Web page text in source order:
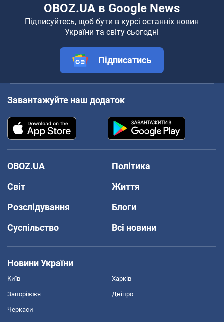
OBOZ.UA в Google News
Підписуйтесь, щоб бути в курсі останніх новин
України та світу сьогодні
Підписатись
Завантажуйте наш додаток
OBOZ.UA
Політика
Світ
Життя
Розслідування
Блоги
Суспільство
Всі новини
Новини України
Київ Харків
Запоріжжя Дніпро
Черкаси